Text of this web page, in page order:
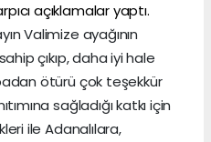
açıklamalar yaptı.
Valimize ayağının
çıkıp, daha iyi hale
ötürü çok teşekkür
sağladığı katkı için
ile Adanalılara,